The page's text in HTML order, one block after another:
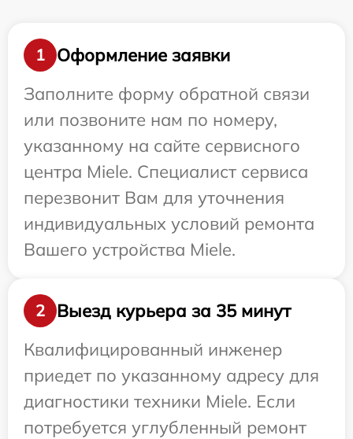
1
Оформление заявки
Заполните форму обратной связи
или позвоните нам по номеру,
указанному на сайте сервисного
центра Miele. Специалист сервиса
перезвонит Вам для уточнения
индивидуальных условий ремонта
Вашего устройства Miele.
2
Выезд курьера за 35 минут
Квалифицированный инженер
приедет по указанному адресу для
диагностики техники Miele. Если
потребуется углубленный ремонт